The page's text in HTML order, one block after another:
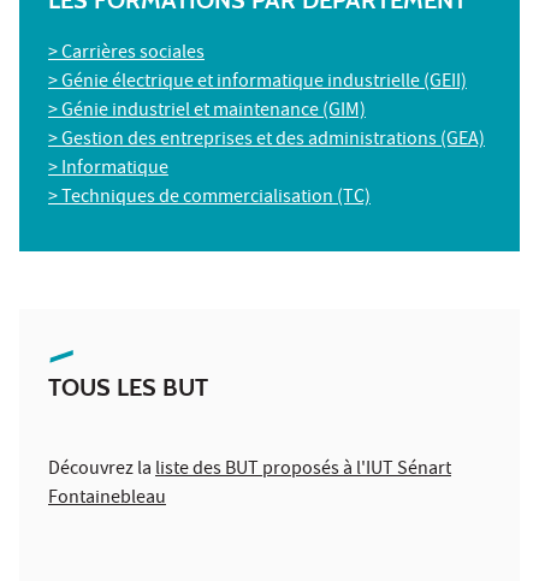
> Carrières sociales
> Génie électrique et informatique industrielle (GEII)
> Génie industriel et maintenance (GIM)
> Gestion des entreprises et des administrations (GEA)
> Informatique
> Techniques de commercialisation (TC)
TOUS LES BUT
Découvrez laliste des BUT proposés à l'IUT Sénart
Fontainebleau